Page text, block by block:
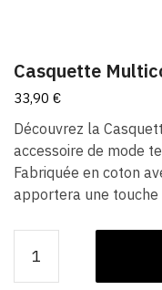
Casquette
33,90 €
Découvrez la
accessoire de mode
Fabriquée en coton
apportera une touche
Casquette